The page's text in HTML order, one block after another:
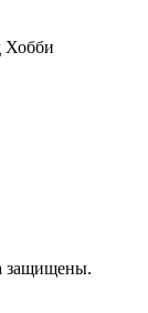
Хобби
защищены.